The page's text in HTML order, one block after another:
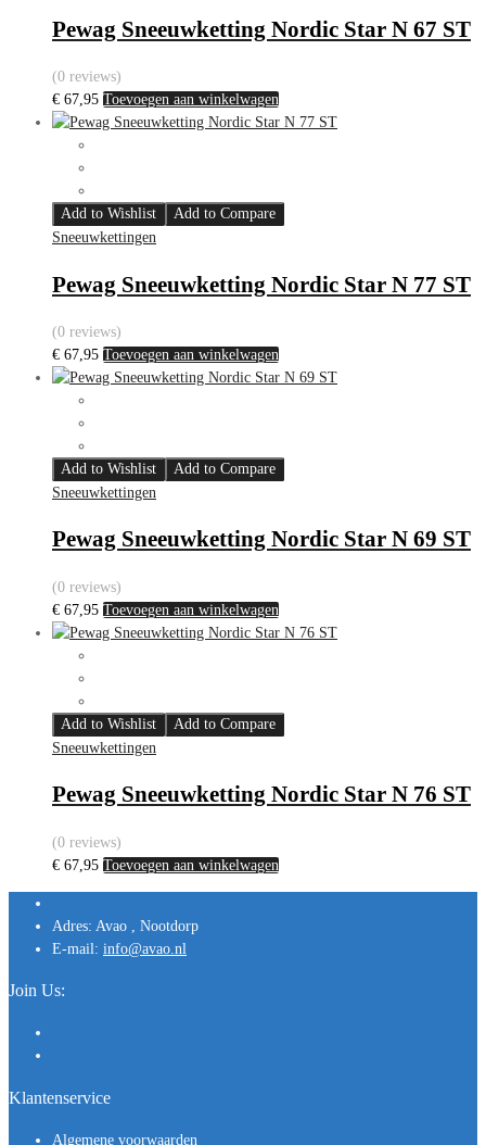
Pewag Sneeuwketting Nordic Star N 67 ST
(0 reviews)
€ 67,95 Toevoegen aan winkelwagen
Add to Wishlist
Add to Compare
Sneeuwkettingen
Pewag Sneeuwketting Nordic Star N 77 ST
(0 reviews)
€ 67,95 Toevoegen aan winkelwagen
Add to Wishlist
Add to Compare
Sneeuwkettingen
Pewag Sneeuwketting Nordic Star N 69 ST
(0 reviews)
€ 67,95 Toevoegen aan winkelwagen
Add to Wishlist
Add to Compare
Sneeuwkettingen
Pewag Sneeuwketting Nordic Star N 76 ST
(0 reviews)
€ 67,95 Toevoegen aan winkelwagen
Adres: Avao , Nootdorp
E-mail: info@avao.nl
Join Us:
Klantenservice
Algemene voorwaarden